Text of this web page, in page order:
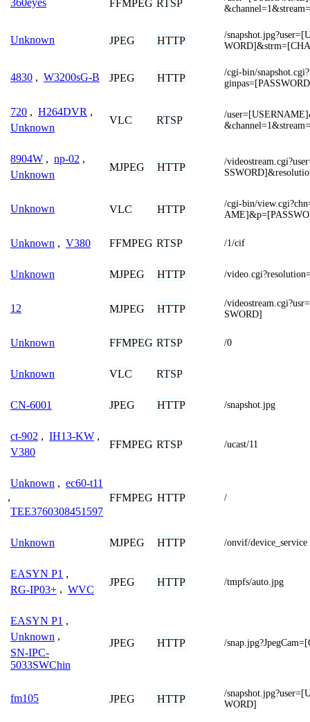
360eyes FFMPEG RTSP
Unknown JPEG HTTP
/
4830 , W3200sG-B JPEG HTTP
/cgi-bin/
720 , H264DVR ,
Unknown
VLC RTSP
/
8904W , np-02 ,
Unknown
MJPEG HTTP
/
Unknown VLC HTTP
/cgi-bin/
Unknown , V380 FFMPEG RTSP /1/cif
Unknown MJPEG HTTP /
12 MJPEG HTTP
/
SWORD]
Unknown FFMPEG RTSP /0
Unknown VLC RTSP
CN-6001 JPEG HTTP /snapshot.jpg
ct-902 , IH13-KW ,
V380
FFMPEG RTSP /ucast/11
Unknown , ec60-t11
,
TEE3760308451597
FFMPEG HTTP /
Unknown MJPEG HTTP /onvif/device_service
EASYN P1 ,
RG-IP03+ , WVC
JPEG HTTP /tmpfs/auto.jpg
EASYN P1 ,
Unknown ,
SN-IPC-
5033SWChin
JPEG HTTP /
fm105 JPEG HTTP
/
WORD]